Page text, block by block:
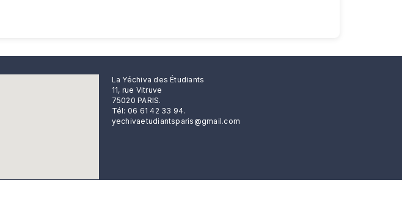
La Yéchiva des Étudiants
11, rue Vitruve
75020 PARIS.
Tél: 06 61 42 33 94.
yechivaetudiantsparis@gmail.com